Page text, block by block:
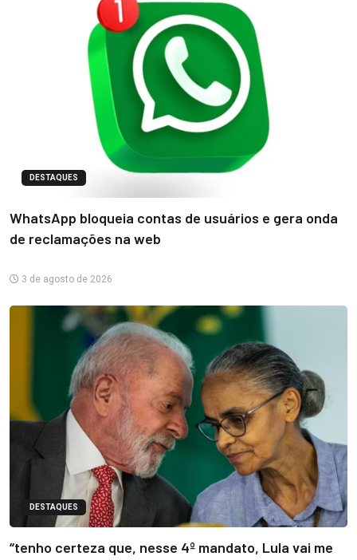
DESTAQUES
WhatsApp bloqueia contas de usuários e gera onda
de reclamações na web
3 de agosto de 2026
DESTAQUES
“tenho certeza que, nesse 4º mandato, Lula vai me